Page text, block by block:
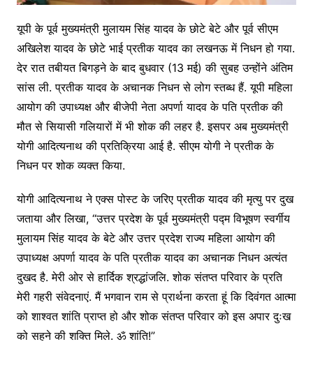
यूपी के पूर्व मुख्यमंत्री मुलायम सिंह यादव के छोटे बेटे और पूर्व सीएम
अखिलेश यादव के छोटे भाई प्रतीक यादव का लखनऊ में निधन हो गया.
देर रात तबीयत बिगड़ने के बाद बुधवार (13 मई) की सुबह उन्होंने अंतिम
सांस ली. प्रतीक यादव के अचानक निधन से लोग स्तब्ध हैं. यूपी महिला
आयोग की उपाध्यक्ष और बीजेपी नेता अपर्णा यादव के पति प्रतीक की
मौत से सियासी गलियारों में भी शोक की लहर है. इसपर अब मुख्यमंत्री
योगी आदित्यनाथ की प्रतिक्रिया आई है. सीएम योगी ने प्रतीक के
निधन पर शोक व्यक्त किया.
योगी आदित्यनाथ ने एक्स पोस्ट के जरिए प्रतीक यादव की मृत्यु पर दुख
जताया और लिखा, “उत्तर प्रदेश के पूर्व मुख्यमंत्री पद्म विभूषण स्वर्गीय
मुलायम सिंह यादव के बेटे और उत्तर प्रदेश राज्य महिला आयोग की
उपाध्यक्ष अपर्णा यादव के पति प्रतीक यादव का अचानक निधन अत्यंत
दुखद है. मेरी ओर से हार्दिक श्रद्धांजलि. शोक संतप्त परिवार के प्रति
मेरी गहरी संवेदनाएं. मैं भगवान राम से प्रार्थना करता हूं कि दिवंगत आत्मा
को शाश्वत शांति प्राप्त हो और शोक संतप्त परिवार को इस अपार दुःख
को सहने की शक्ति मिले. ॐ शांति!”